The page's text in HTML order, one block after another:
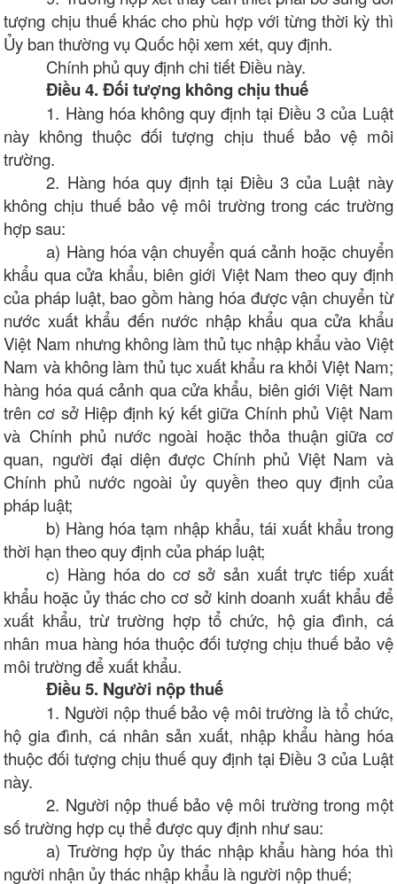
tượng chịu thuế khác cho phù hợp với từng thời kỳ thì
Ủy ban thường vụ Quốc hội xem xét, quy định.
Chính phủ quy định chi tiết Điều này.
Điều 4. Đối tượng không chịu thuế
1. Hàng hóa không quy định tại Điều 3 của Luật
này không thuộc đối tượng chịu thuế bảo vệ môi
trường.
2. Hàng hóa quy định tại Điều 3 của Luật này
không chịu thuế bảo vệ môi trường trong các trường
hợp sau:
a) Hàng hóa vận chuyển quá cảnh hoặc chuyển
khẩu qua cửa khẩu, biên giới Việt Nam theo quy định
của pháp luật, bao gồm hàng hóa được vận chuyển từ
nước xuất khẩu đến nước nhập khẩu qua cửa khẩu
Việt Nam nhưng không làm thủ tục nhập khẩu vào Việt
Nam và không làm thủ tục xuất khẩu ra khỏi Việt Nam;
hàng hóa quá cảnh qua cửa khẩu, biên giới Việt Nam
trên cơ sở Hiệp định ký kết giữa Chính phủ Việt Nam
và Chính phủ nước ngoài hoặc thỏa thuận giữa cơ
quan, người đại diện được Chính phủ Việt Nam và
Chính phủ nước ngoài ủy quyền theo quy định của
pháp luật;
b) Hàng hóa tạm nhập khẩu, tái xuất khẩu trong
thời hạn theo quy định của pháp luật;
c) Hàng hóa do cơ sở sản xuất trực tiếp xuất
khẩu hoặc ủy thác cho cơ sở kinh doanh xuất khẩu để
xuất khẩu, trừ trường hợp tổ chức, hộ gia đình, cá
nhân mua hàng hóa thuộc đối tượng chịu thuế bảo vệ
môi trường để xuất khẩu.
Điều 5. Người nộp thuế
1. Người nộp thuế bảo vệ môi trường là tổ chức,
hộ gia đình, cá nhân sản xuất, nhập khẩu hàng hóa
thuộc đối tượng chịu thuế quy định tại Điều 3 của Luật
này.
2. Người nộp thuế bảo vệ môi trường trong một
số trường hợp cụ thể được quy định như sau:
a) Trường hợp ủy thác nhập khẩu hàng hóa thì
người nhận ủy thác nhập khẩu là người nộp thuế;